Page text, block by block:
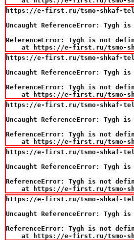
https://e-first.ru/tsmo-shkaf-
Uncaught ReferenceError: Tygh
ReferenceError: Tygh is not
at https://e-first.ru/tsmo-
https://e-first.ru/tsmo-shkaf-
Uncaught ReferenceError: Tygh
ReferenceError: Tygh is not
at https://e-first.ru/tsmo-
https://e-first.ru/tsmo-shkaf-
Uncaught ReferenceError: Tygh
ReferenceError: Tygh is not
at https://e-first.ru/tsmo-
https://e-first.ru/tsmo-shkaf-
Uncaught ReferenceError: Tygh
ReferenceError: Tygh is not
at https://e-first.ru/tsmo-
https://e-first.ru/tsmo-shkaf-
Uncaught ReferenceError: Tygh
ReferenceError: Tygh is not
at https://e-first.ru/tsmo-